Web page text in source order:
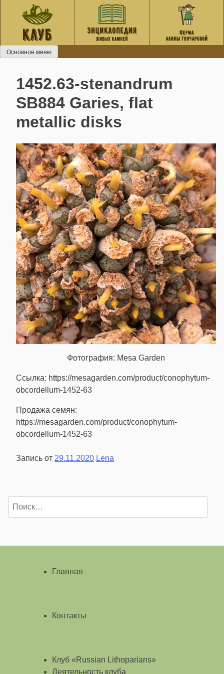
содержанию
Основное меню
1452.63-stenandrum
SB884 Garies, flat
metallic disks
Фотография: Mesa Garden
Ссылка: https://mesagarden.com/product/conophytum-
obcordellum-1452-63
Продажа семян:
https://mesagarden.com/product/conophytum-
obcordellum-1452-63
Запись от 29.11.2020 Lena
Найти:
Главная
Контакты
Клуб «Russian Lithoparians»
Деятельность клуба